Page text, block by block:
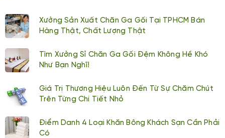
Xưởng Sản Xuất Chăn Ga Gối Tại TPHCM Bán
Hàng Thật, Chất Lượng Thật
Tìm Xưởng Sỉ Chăn Ga Gối Đệm Không Hề Khó
Như Bạn Nghĩ!
Giá Trị Thương Hiệu Luôn Đến Từ Sự Chăm Chút
Trên Từng Chi Tiết Nhỏ
Điểm Danh 4 Loại Khăn Bông Khách Sạn Cần Phải
Có